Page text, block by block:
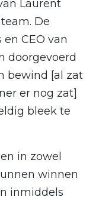
Laurent
De
CEO van
doorgevoerd
bewind [al zat
er nog zat]
bleek te
in zowel
winnen
inmiddels